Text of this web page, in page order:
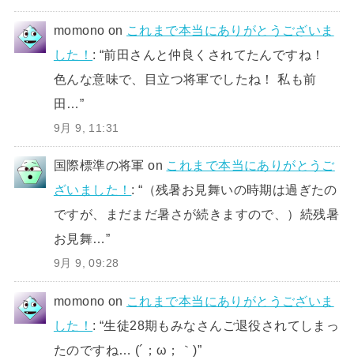
momono on これまで本当にありがとうございま
した！ : “前田さんと仲良くされてたんですね！
色んな意味で、目立つ将軍でしたね！ 私も前
田…”
9月 9, 11:31
国際標準の将軍 on これまで本当にありがとうご
ざいました！ : “ （残暑お見舞いの時期は過ぎたの
ですが、まだまだ暑さが続きますので、）続残暑
お見舞…”
9月 9, 09:28
momono on これまで本当にありがとうございま
した！ : “生徒28期もみなさんご退役されてしまっ
たのですね… (´；ω；｀)”